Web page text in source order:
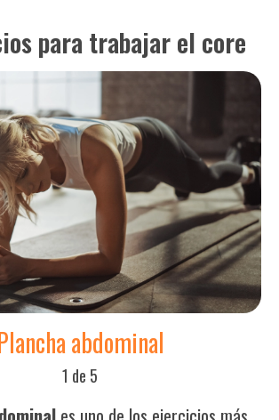
para trabajar el core
abdominal
1 de 5